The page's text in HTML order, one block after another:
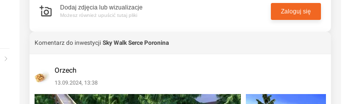
Dodaj zdjęcia lub wizualizacje
Możesz również upuścić tutaj pliki
Zaloguj się
Komentarz do inwestycji Sky Walk Serce Poronina
Orzech
13.09.2024, 13:38